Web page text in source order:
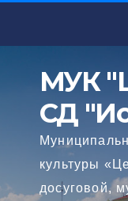
МУК
СД
культуры
досуговой,